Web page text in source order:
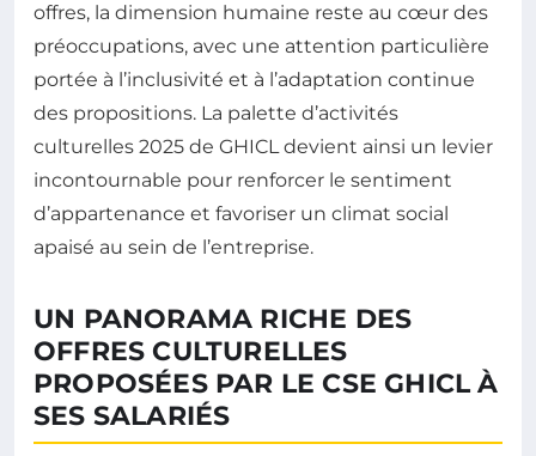
offres, la dimension humaine reste au cœur des
préoccupations, avec une attention particulière
portée à l’inclusivité et à l’adaptation continue
des propositions. La palette d’activités
culturelles 2025 de GHICL devient ainsi un levier
incontournable pour renforcer le sentiment
d’appartenance et favoriser un climat social
apaisé au sein de l’entreprise.
UN PANORAMA RICHE DES
OFFRES CULTURELLES
PROPOSÉES PAR LE CSE GHICL À
SES SALARIÉS